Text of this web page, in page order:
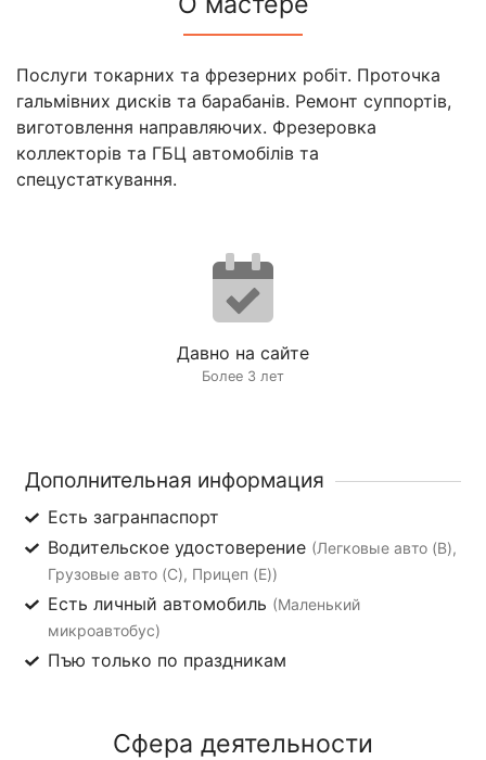
Послуги токарних та фрезерних робіт. Проточка
гальмівних дисків та барабанів. Ремонт суппортів,
виготовлення направляючих. Фрезеровка
коллекторів та ГБЦ автомобілів та
спецустаткування.
Давно на сайте
Более 3 лет
Дополнительная информация
Есть загранпаспорт
Водительское удостоверение (Легковые авто (B),
Грузовые авто (C), Прицеп (E))
Есть личный автомобиль (Маленький
микроавтобус)
Пъю только по праздникам
Сфера деятельности